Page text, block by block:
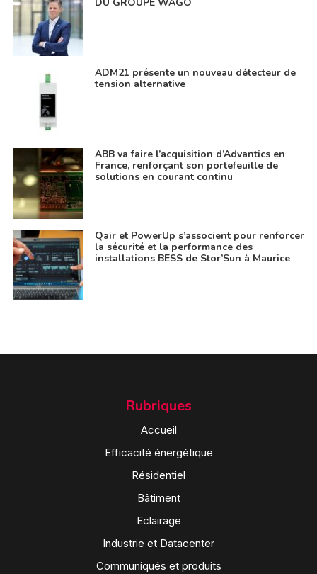
ADM21 présente un nouveau détecteur de
tension alternative
ABB va faire l’acquisition d’Advantics en
France, renforçant son portefeuille de
solutions en courant continu
Qair et PowerUp s’associent pour renforcer
la sécurité et la performance des
installations BESS de Stor’Sun à Maurice
Rubriques
Accueil
Efficacité énergétique
Résidentiel
Bâtiment
Eclairage
Industrie et Datacenter
Communiqués et produits